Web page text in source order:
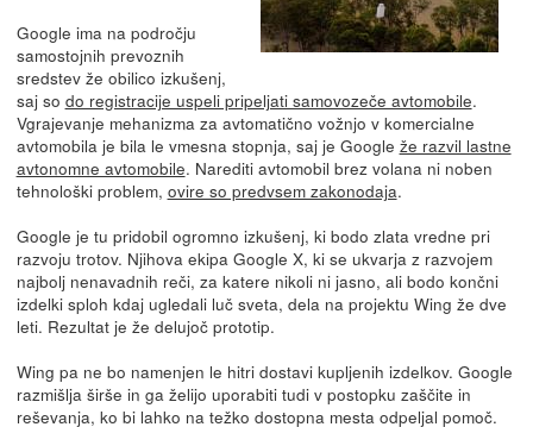
Google ima na področju
samostojnih prevoznih
sredstev že obilico izkušenj,
saj so do registracije uspeli pripeljati samovozeče avtomobile.
Vgrajevanje mehanizma za avtomatično vožnjo v komercialne
avtomobila je bila le vmesna stopnja, saj je Google že razvil lastne
avtonomne avtomobile. Narediti avtomobil brez volana ni noben
tehnološki problem, ovire so predvsem zakonodaja.
Google je tu pridobil ogromno izkušenj, ki bodo zlata vredne pri
razvoju trotov. Njihova ekipa Google X, ki se ukvarja z razvojem
najbolj nenavadnih reči, za katere nikoli ni jasno, ali bodo končni
izdelki sploh kdaj ugledali luč sveta, dela na projektu Wing že dve
leti. Rezultat je že delujoč prototip.
Wing pa ne bo namenjen le hitri dostavi kupljenih izdelkov. Google
razmišlja širše in ga želijo uporabiti tudi v postopku zaščite in
reševanja, ko bi lahko na težko dostopna mesta odpeljal pomoč.